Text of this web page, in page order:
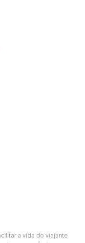
a vida do viajante